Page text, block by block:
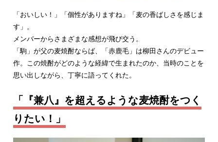
「おいしい！」「個性がありますね」「麦の香ばしさを感じま
す」。
メンバーからさまざまな感想が飛び交う。
「駒」が父の麦焼酎ならば、「赤鹿毛」は柳田さんのデビュー
作。この焼酎がどのような経緯で生まれたのか、当時のことを
思い出しながら、丁寧に語ってくれた。
「『兼八』を超えるような麦焼酎をつく
りたい！」